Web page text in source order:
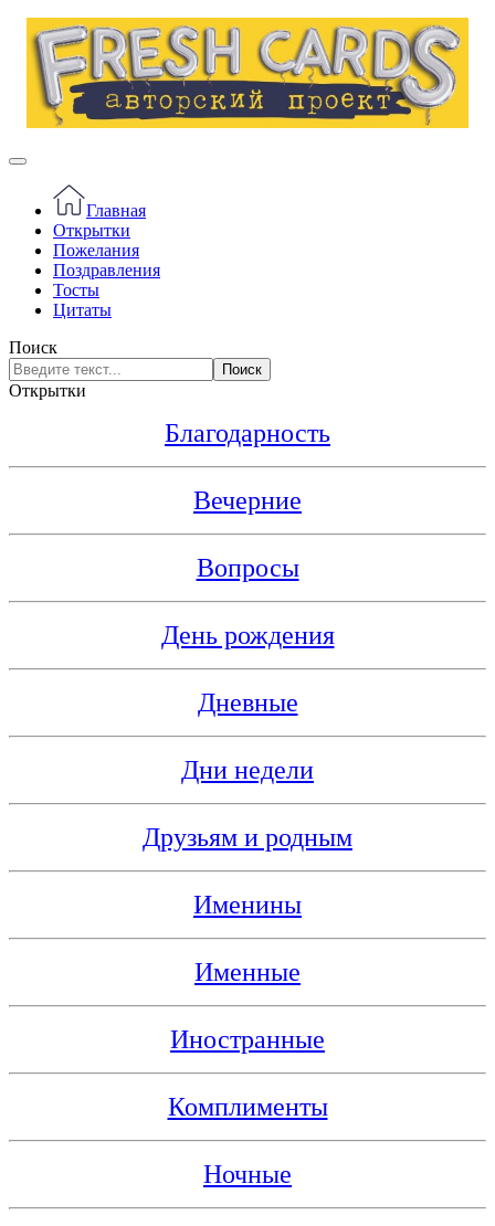
Главная
Открытки
Пожелания
Поздравления
Тосты
Цитаты
Поиск
Поиск
Открытки
Благодарность
Вечерние
Вопросы
День рождения
Дневные
Дни недели
Друзьям и родным
Именины
Именные
Иностранные
Комплименты
Ночные